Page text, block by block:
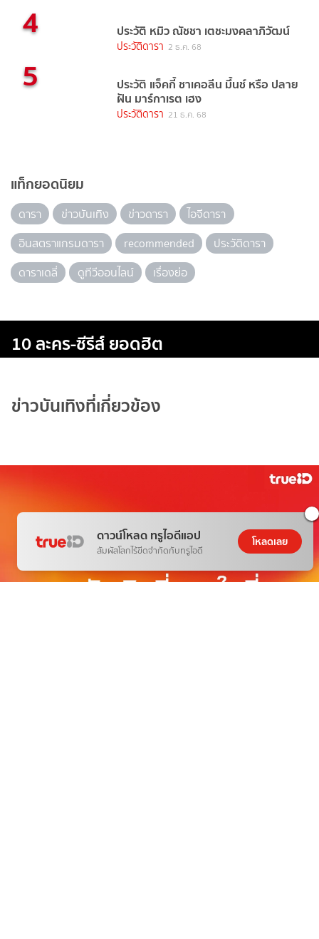
4 ประวัติ หมิว ณัชชา เตชะมงคลาภิวัฒน์
ประวัติดารา 2 ธ.ค. 68
5 ประวัติ แจ็คกี้ ชาเคอลีน มึ้นช์ หรือ ปลาย
ฝัน มาร์กาเรต เฮง
ประวัติดารา 21 ธ.ค. 68
แท็กยอดนิยม
ดารา ข่าวบันเทิง ข่าวดารา
ไอจีดารา
อินสตราแกรมดารา
recommended
ประวัติดารา
ดาราเดลี่
ดูทีวีออนไลน์ เรื่องย่อ
10 ละคร-ซีรีส์ ยอดฮิต
ข่าวบันเทิงที่เกี่ยวข้อง
ดาวน์โหลด ทรูไอดีแอป
สัมผัสโลกไร้ขีดจำกัดกับทรูไอดี
โหลดเลย